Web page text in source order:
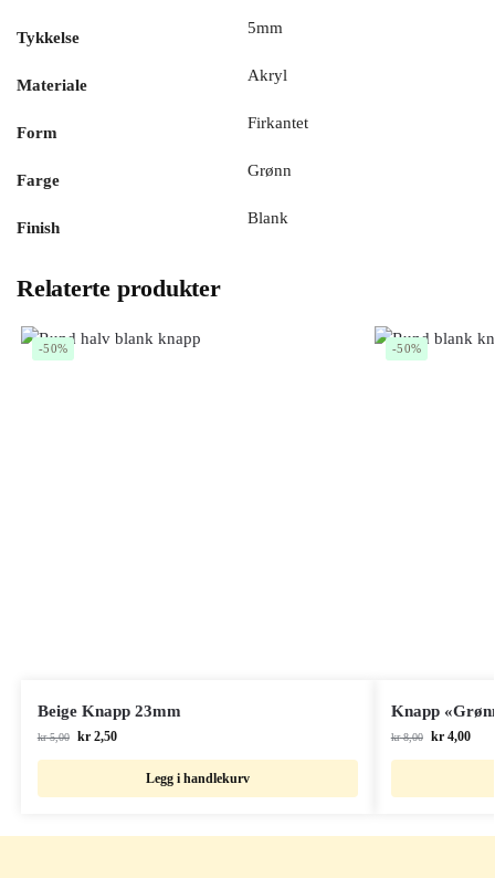
Tykkelse
5mm
Materiale
Akryl
Form
Firkantet
Farge
Grønn
Finish
Blank
Relaterte produkter
-50%
Beige Knapp 23mm
kr5,00 kr2,50
Legg i handlekurv
-50%
Knapp
kr8,00 kr4,00